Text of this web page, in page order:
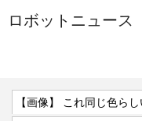
ロボットニュース
【画像】 これ同じ色ら